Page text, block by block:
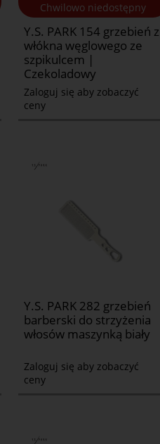
Chwilowo niedostępny
Y.S. PARK 154 grzebień z
włókna węglowego ze
szpikulcem |
Czekoladowy
Zaloguj się aby zobaczyć
ceny
Y.S. PARK 282 grzebień
barberski do strzyżenia
włosów maszynką biały
Zaloguj się aby zobaczyć
ceny